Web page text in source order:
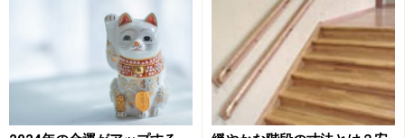
〇仕上げはどう考える
・あきのこないナチュラルな素材と色使いを心がける。
・空間のイメージをはっきりさせることが大事。
例えば床は無垢の自然なフローリングで、壁は白系のけ